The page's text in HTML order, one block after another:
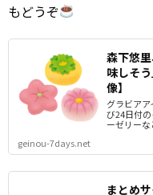
もどうぞ
森下悠
味しそ
像】
グラビア
び24日付
ーゼリー
geinou-7days.net
まとめ